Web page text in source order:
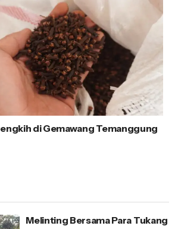
di Gemawang Temanggung
Melinting Bersama Para Tukang